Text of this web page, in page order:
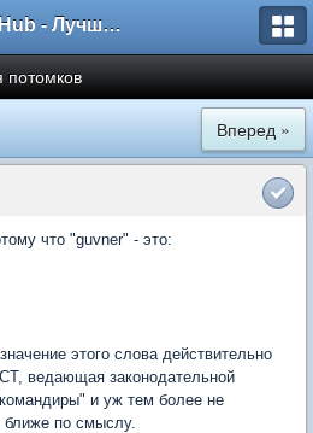
Life Hub - Лучшие компьютерные игры мира
потомков
Вперед »
что "guvner" - это:
этого слова действительно
ведающая законодательной
и уж тем более не
ближе по смыслу.